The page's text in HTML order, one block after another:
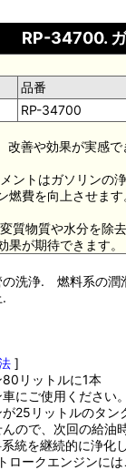
RP-34700.
品番
RP-34700
善や効果が実感で
ントはガソリン
費を向上させます
質物質や水分を
果が期待できます。
の洗浄. 燃料系の
]
80リットルに1本
にご使用ください。
が25リットルのタン
ので、次回の給油
統を継続的に浄化
ロークエンジンには